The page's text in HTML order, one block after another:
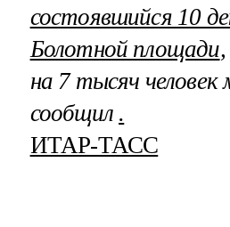
состоявшийся 10
Болотной площади
на 7 тысяч человек
сообщил .
ИТАР-ТАСС